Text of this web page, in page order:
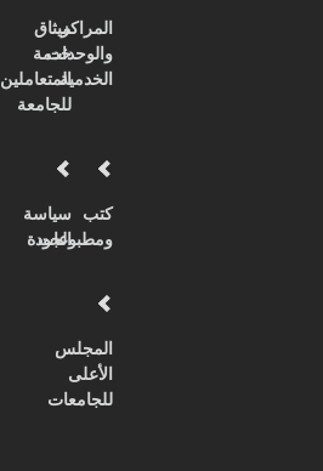
المراكز
والوحدات
الخدمية
ميثاق
خدمة
المتعاملين
للجامعة
كتب
ومطبوعات
سياسة
الجودة
المجلس
الأعلى
للجامعات